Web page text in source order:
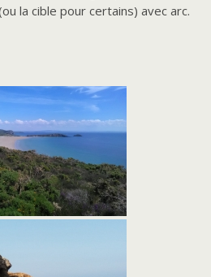
la cible pour certains) avec arc.